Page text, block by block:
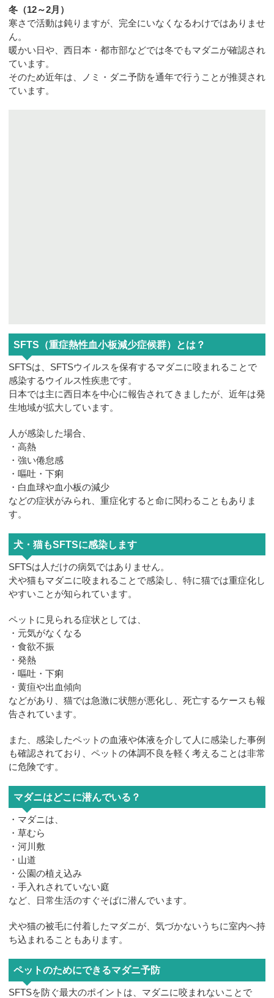
冬（12～2月）
寒さで活動は鈍りますが、完全にいなくなるわけではありませ
ん。
暖かい日や、西日本・都市部などでは冬でもマダニが確認され
ています。
そのため近年は、ノミ・ダニ予防を通年で行うことが推奨され
ています。
SFTS（重症熱性血小板減少症候群）とは？
SFTSは、SFTSウイルスを保有するマダニに咬まれることで
感染するウイルス性疾患です。
日本では主に西日本を中心に報告されてきましたが、近年は発
生地域が拡大しています。
人が感染した場合、
・高熱
・強い倦怠感
・嘔吐・下痢
・白血球や血小板の減少
などの症状がみられ、重症化すると命に関わることもありま
す。
犬・猫もSFTSに感染します
SFTSは人だけの病気ではありません。
犬や猫もマダニに咬まれることで感染し、特に猫では重症化し
やすいことが知られています。
ペットに見られる症状としては、
・元気がなくなる
・食欲不振
・発熱
・嘔吐・下痢
・黄疸や出血傾向
などがあり、猫では急激に状態が悪化し、死亡するケースも報
告されています。
また、感染したペットの血液や体液を介して人に感染した事例
も確認されており、ペットの体調不良を軽く考えることは非常
に危険です。
マダニはどこに潜んでいる？
・マダニは、
・草むら
・河川敷
・山道
・公園の植え込み
・手入れされていない庭
など、日常生活のすぐそばに潜んでいます。
犬や猫の被毛に付着したマダニが、気づかないうちに室内へ持
ち込まれることもあります。
ペットのためにできるマダニ予防
SFTSを防ぐ最大のポイントは、マダニに咬まれないことで